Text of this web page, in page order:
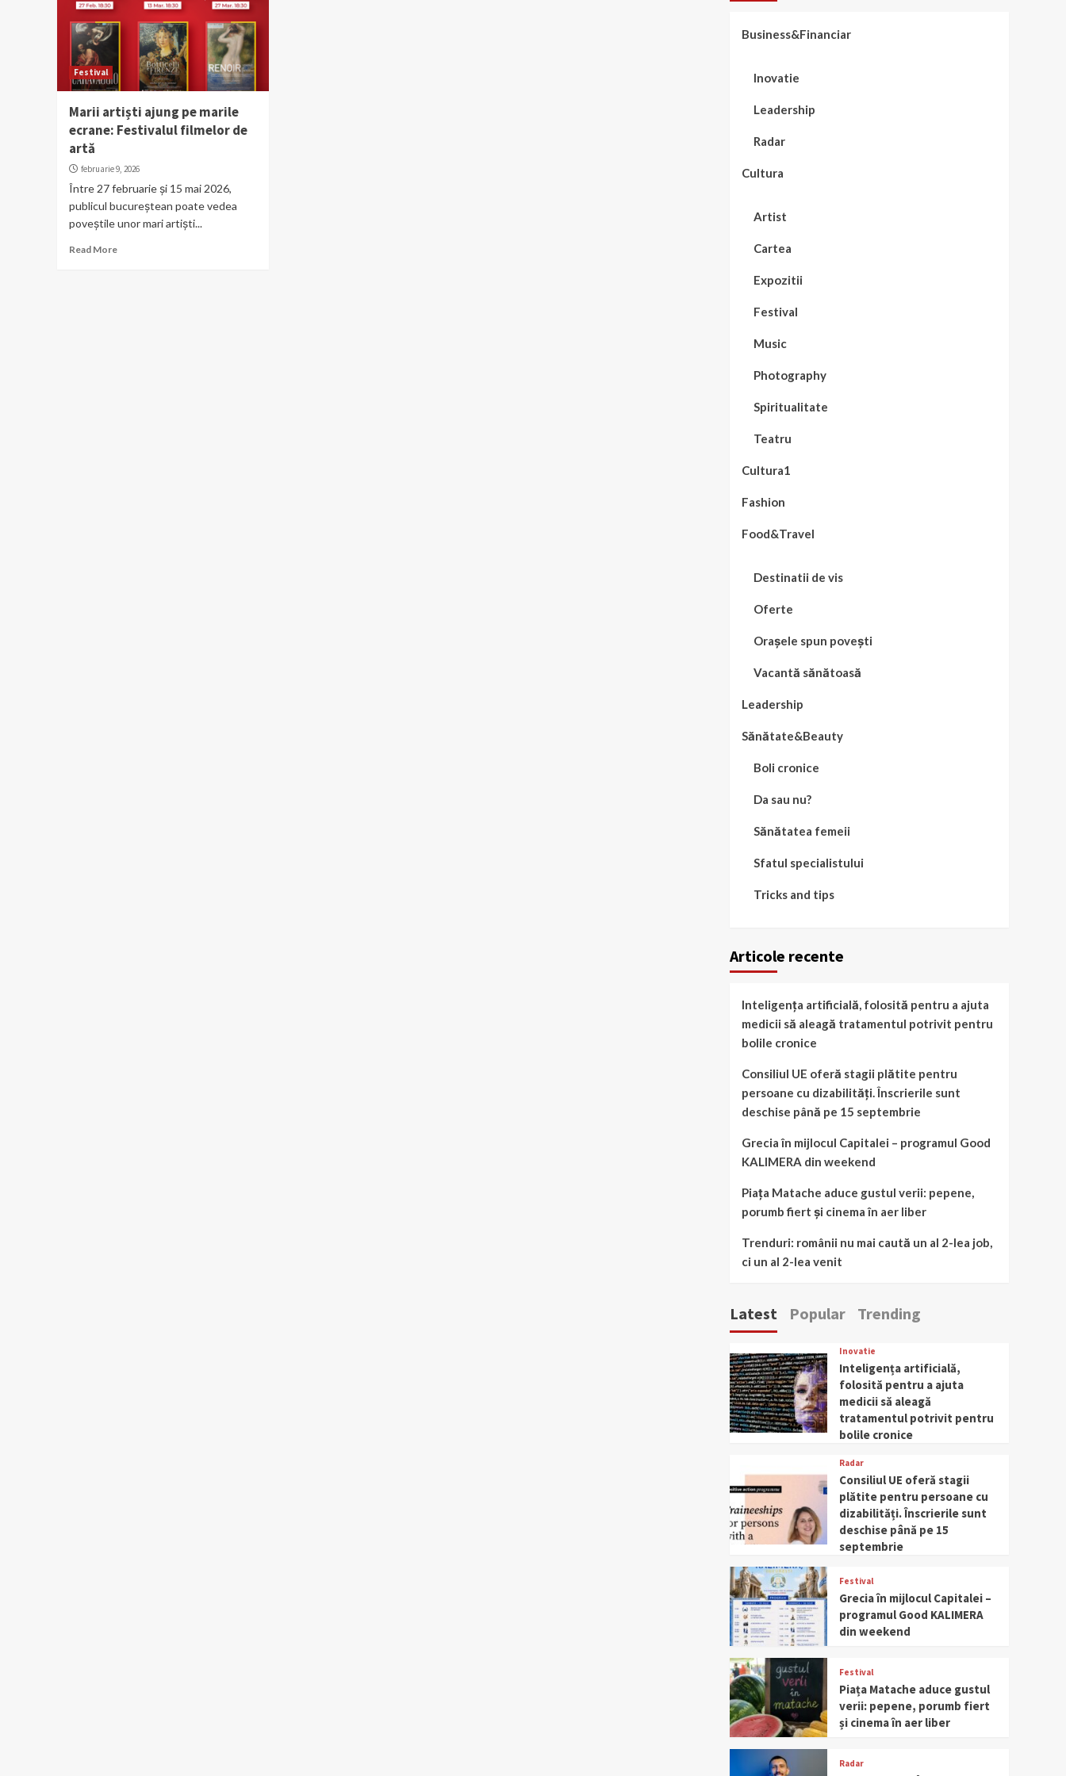
Festival
Marii artiști ajung pe marile
ecrane: Festivalul filmelor de
artă
februarie 9, 2026
Între 27 februarie și 15 mai 2026,
publicul bucureștean poate vedea
poveștile unor mari artiști...
Read More
Business&Financiar
Inovatie
Leadership
Radar
Cultura
Artist
Cartea
Expozitii
Festival
Music
Photography
Spiritualitate
Teatru
Cultura1
Fashion
Food&Travel
Destinatii de vis
Oferte
Orașele spun povești
Vacantă sănătoasă
Leadership
Sănătate&Beauty
Boli cronice
Da sau nu?
Sănătatea femeii
Sfatul specialistului
Tricks and tips
Articole recente
Inteligența artificială, folosită pentru a ajuta
medicii să aleagă tratamentul potrivit pentru
bolile cronice
Consiliul UE oferă stagii plătite pentru
persoane cu dizabilități. Înscrierile sunt
deschise până pe 15 septembrie
Grecia în mijlocul Capitalei – programul Good
KALIMERA din weekend
Piața Matache aduce gustul verii: pepene,
porumb fiert și cinema în aer liber
Trenduri: românii nu mai caută un al 2-lea job,
ci un al 2-lea venit
Latest Popular Trending
Inovatie
Inteligența artificială,
folosită pentru a ajuta
medicii să aleagă
tratamentul potrivit pentru
bolile cronice
Radar
Consiliul UE oferă stagii
plătite pentru persoane cu
dizabilități. Înscrierile sunt
deschise până pe 15
septembrie
Festival
Grecia în mijlocul Capitalei –
programul Good KALIMERA
din weekend
Festival
Piața Matache aduce gustul
verii: pepene, porumb fiert
și cinema în aer liber
Radar